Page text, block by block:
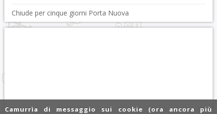
Chiude per cinque giorni Porta Nuova
Camurrìa di messaggio sui cookie (ora ancora più